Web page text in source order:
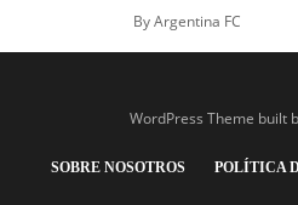
ByArgentina FC
WordPress Theme built
SOBRE NOSOTROS POLÍTICA